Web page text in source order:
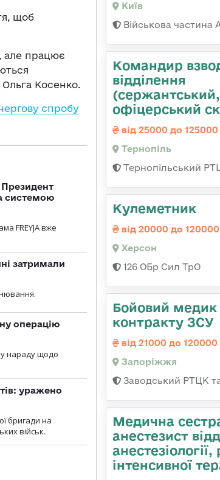
щоб
але працює
Косенко.
спробу
Президент
системою
FREYJA вже
затримали
операцію
нараду щодо
уражено
бригади на
військ.
Київ
Військова частина
Командир
відділення
(сержантський,
офіцерський
від 25000 до 125000
Тернопіль
Тернопільський
Кулеметник
від 20000 до
Херсон
126 ОБр Сил ТрО
Бойовий
контракту ЗСУ
від 21000 до 120000
Запоріжжя
Заводський РТЦК
Медична
анестезист
анестезіології,
інтенсивної